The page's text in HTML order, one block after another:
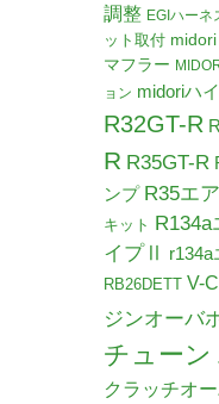
調整 EGIハーネ
ット取付
マフラー
ョン midoriハ
R32GT-R
R R35GT-R
ンプ R35エ
キット R134a
イプⅡ
r134a
RB26DETT V-
ジンオーバ
チューン
クラッチオ